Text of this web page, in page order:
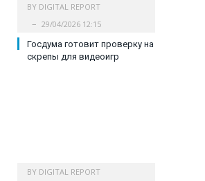
BY DIGITAL REPORT
29/04/2026 12:15
Госдума готовит проверку на
скрепы для видеоигр
BY DIGITAL REPORT